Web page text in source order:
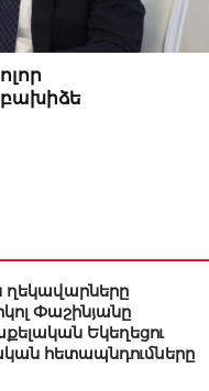
ղեկավարները
Փաշինյանը
Եկեղեցու
հետապնդումները